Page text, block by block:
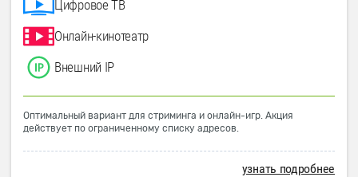
Цифровое ТВ
Онлайн-кинотеатр
Внешний IP
Оптимальный вариант для стриминга и онлайн-игр. Акция
действует по ограниченному списку адресов.
узнать подробнее